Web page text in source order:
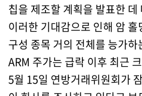
칩을 제조할 계획을 발표한
이러한 기대감으로 인해 암
구성 종목 거의 전체를 능가
ARM 주가는 급락 이후 최근
5월 15일 연방거래위원회가